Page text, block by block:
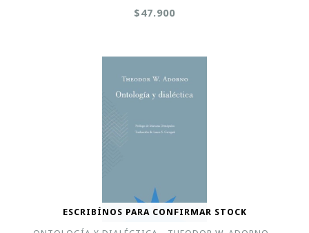
$47.900
ESCRIBÍNOS PARA CONFIRMAR STOCK